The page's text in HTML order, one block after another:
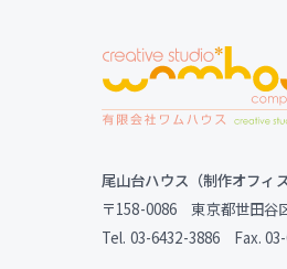
尾山台ハウス（制作オフィス
〒158-0086 東京都世田谷
Tel. 03-6432-3886 Fax.